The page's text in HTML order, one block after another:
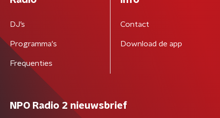
DJ’s
Programma's
Frequenties
Contact
Download de app
NPO Radio 2 nieuwsbrief